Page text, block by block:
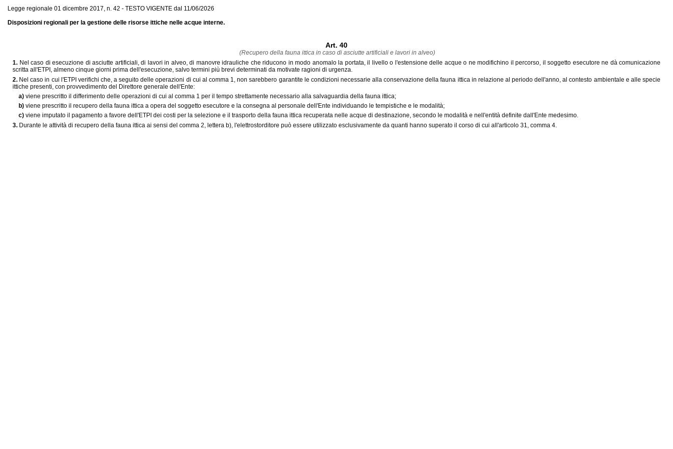
Legge regionale 01 dicembre 2017, n. 42 - TESTO VIGENTE dal 11/06/2026
Disposizioni regionali per la gestione delle risorse ittiche nelle acque interne.
Art. 40
(Recupero della fauna ittica in caso di asciutte artificiali e lavori in alveo)
1. Nel caso di esecuzione di asciutte artificiali, di lavori in alveo, di manovre idrauliche che riducono in modo anomalo la portata, il livello o l'estensione delle acque o ne modifichino il percorso, il soggetto esecutore ne dà comunicazione
scritta all'ETPI, almeno cinque giorni prima dell'esecuzione, salvo termini più brevi determinati da motivate ragioni di urgenza.
2. Nel caso in cui l'ETPI verifichi che, a seguito delle operazioni di cui al comma 1, non sarebbero garantite le condizioni necessarie alla conservazione della fauna ittica in relazione al periodo dell'anno, al contesto ambientale e alle specie
ittiche presenti, con provvedimento del Direttore generale dell'Ente:
a)viene prescritto il differimento delle operazioni di cui al comma 1 per il tempo strettamente necessario alla salvaguardia della fauna ittica;
b)viene prescritto il recupero della fauna ittica a opera del soggetto esecutore e la consegna al personale dell'Ente individuando le tempistiche e le modalità;
c)viene imputato il pagamento a favore dell'ETPI dei costi per la selezione e il trasporto della fauna ittica recuperata nelle acque di destinazione, secondo le modalità e nell'entità definite dall'Ente medesimo.
3. Durante le attività di recupero della fauna ittica ai sensi del comma 2, lettera b), l'elettrostorditore può essere utilizzato esclusivamente da quanti hanno superato il corso di cui all'articolo 31, comma 4.